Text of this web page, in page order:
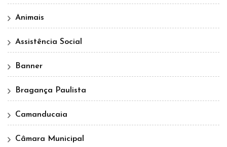
Animais
Assistência Social
Banner
Bragança Paulista
Camanducaia
Câmara Municipal